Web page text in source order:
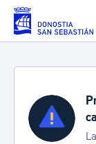
Saltar al